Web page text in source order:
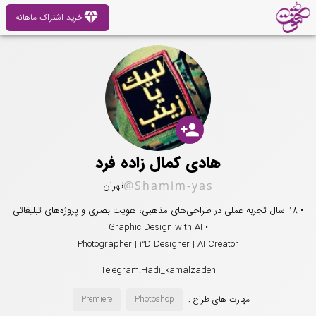
diamondخرید اشتراک ماهانه
person_add
هادی کمال زاده فرد
@Shamim-yasتهران
• 18 سال تجربه عملی در طراحی‌های مذهبی، هویت بصری و پروژه‌های تبلیغاتی
• Graphic Design with AI
Photographer | 3D Designer | AI Creator
Telegram:Hadi_kamalzadeh
مهارت های طراح : Photoshop
Premiere